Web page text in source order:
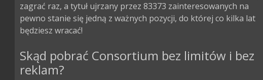
zagrać raz, a tytuł ujrzany przez 83373 zainteresowanych na
pewno stanie się jedną z ważnych pozycji, do której co kilka lat
będziesz wracać!
Skąd pobrać Consortium bez limitów i bez
reklam?